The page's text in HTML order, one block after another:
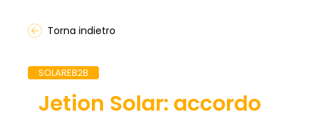
Torna indietro
SOLAREB2B
Jetion Solar: accordo